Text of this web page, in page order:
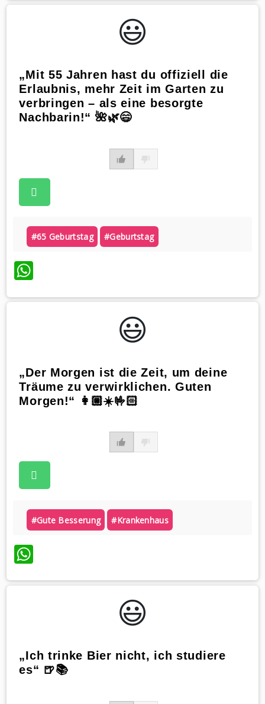
😃️
„Mit 55 Jahren hast du offiziell die
Erlaubnis, mehr Zeit im Garten zu
verbringen – als eine besorgte
Nachbarin!“ 🌺🌿😄
#65 Geburtstag #geburtstag
WhatsApp
😃️
„Der Morgen ist die Zeit, um deine
Träume zu verwirklichen. Guten
Morgen!“ 👩🏼☀️🤟🏻
#gute Besserung #krankenhaus
WhatsApp
😃️
„Ich trinke Bier nicht, ich studiere
es“ 🍺📚